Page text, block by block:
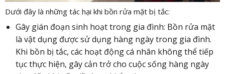
Dưới đây là những tác hại khi bồn rửa mặt bị tắc:
Gây gián đoạn sinh hoạt trong gia đình: Bồn rửa mặt
là vật dụng được sử dụng hàng ngày trong gia đình.
Khi bồn bị tắc, các hoạt động cá nhân không thể tiếp
tục thực hiện, gây cản trở cho cuộc sống hàng ngày